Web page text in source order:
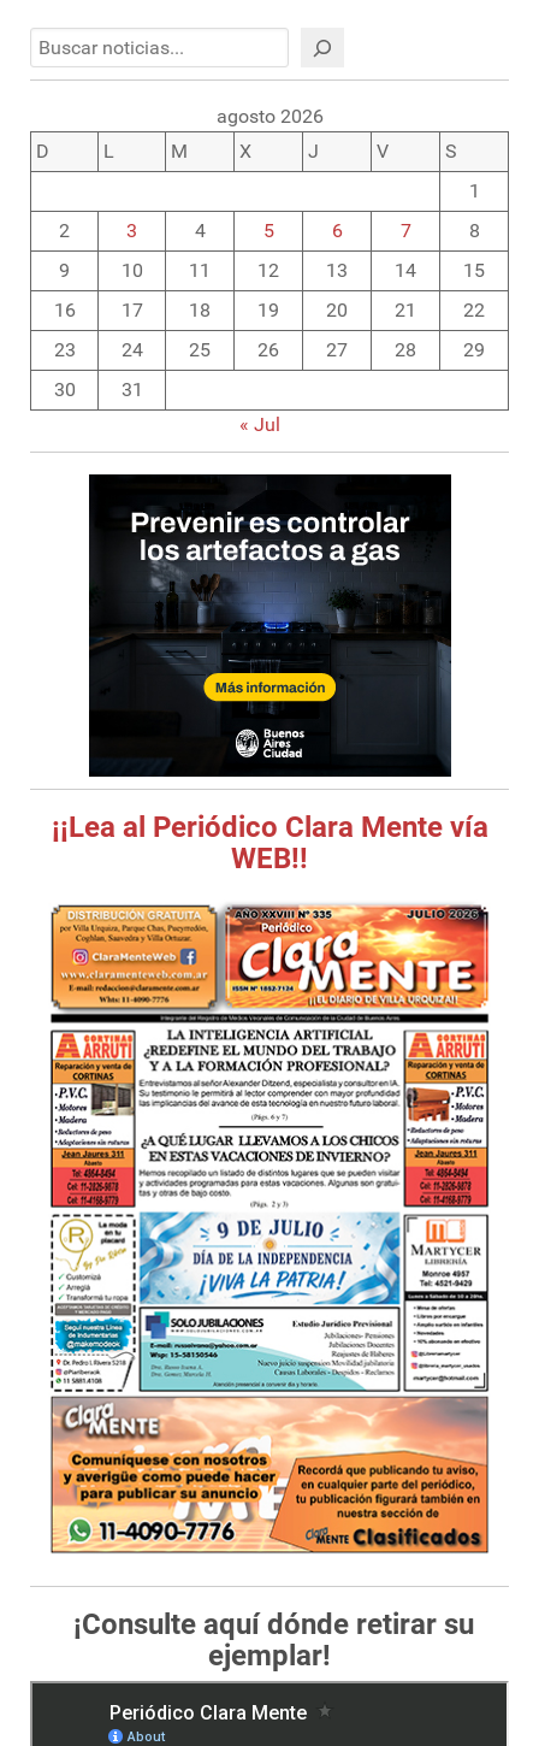
Buscar
agosto 2026
D
L M X J V
S
1
2
3 4 5 6 7
8
9
10 11 12 13 14
15
16
17 18 19 20 21
22
23
24 25 26 27 28
29
30
31
« Jul
¡¡Lea al Periódico Clara Mente vía
WEB!!
¡Consulte aquí dónde retirar su
ejemplar!